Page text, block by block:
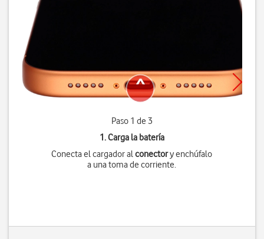
Paso 1 de 3
1. Carga la batería
Conecta el cargador alconectory enchúfalo
a una toma de corriente.